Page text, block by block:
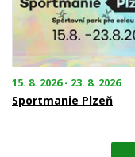
15. 8. 2026 - 23. 8. 2026
Sportmanie Plzeň